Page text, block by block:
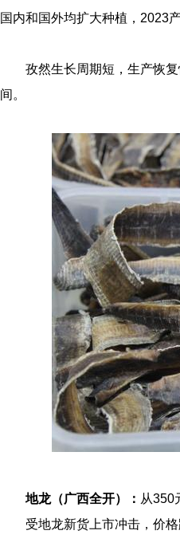
国内和国外均扩大种植，2023
孜然生长周期短，生产恢
间。
地龙（广西全开）： 从350
受地龙新货上市冲击，价